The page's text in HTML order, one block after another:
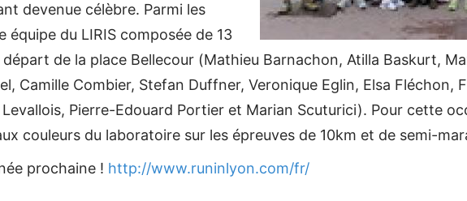
devenue célèbre. Parmi les
équipe du LIRIS composée de 13
de la place Bellecour (Mathieu Barnachon, Atilla Baskurt,
Camille Combier, Stefan Duffner, Veronique Eglin, Elsa Fléchon,
Pierre-Edouard Portier et Marian Scuturici). Pour cette
couleurs du laboratoire sur les épreuves de 10km et de semi-
prochaine ! http://www.runinlyon.com/fr/